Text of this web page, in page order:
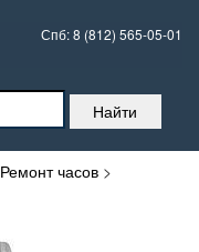
Спб:8 (812) 565-05-01
Ремонт часов >